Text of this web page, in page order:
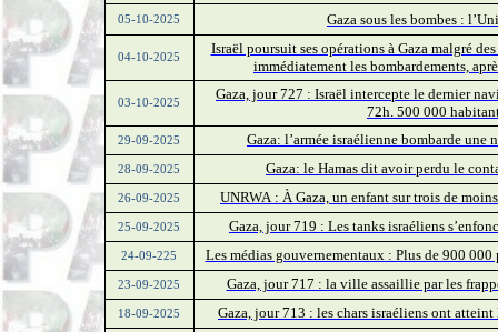
05-10-2025 Gaza sous les bombes :
04-10-2025
Israël poursuit ses opérations à Gaza malgré
immédiatement les bombardements,
03-10-2025
Gaza, jour 727 : Israël intercepte le dernier
72h. 500 000
29-09-2025 Gaza: l’armée israélienne bombarde une
28-09-2025 Gaza: le Hamas dit avoir perdu le
26-09-2025 UNRWA : À Gaza, un enfant sur trois de
25-09-2025 Gaza, jour 719 : Les tanks israéliens
24-09-225 Les médias gouvernementaux : Plus de 900
23-09-2025 Gaza, jour 717 : la ville assaillie par les
18-09-2025 Gaza, jour 713 : les chars israéliens ont